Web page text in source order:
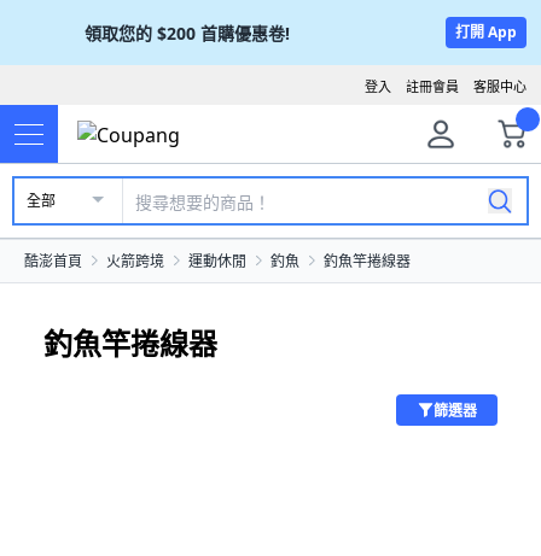
領取您的 $200 首購優惠卷! 打開 App
客服中心
註冊會員
登入
全部
酷澎首頁 火箭跨境 運動休閒 釣魚 釣魚竿捲線器
釣魚竿捲線器
篩選器